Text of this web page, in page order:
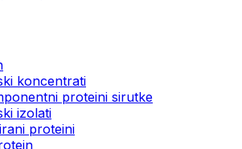
koncentrati
proteini sirutke
izolati
proteini